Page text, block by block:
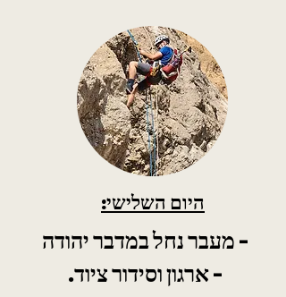
היום השלישי:
- מעבר נחל במדבר יהודה
- ארגון וסידור ציוד.